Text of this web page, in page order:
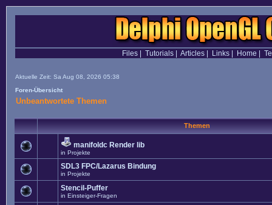
Files| Tutorials| Articles| Links| Home
Aktuelle Zeit: Sa Aug 08, 2026 05:38
Foren-Übersicht
Unbeantwortete Themen
Themen
manifoldc Render lib
in Projekte
SDL3 FPC/Lazarus Bindung
in Projekte
Stencil-Puffer
in Einsteiger-Fragen